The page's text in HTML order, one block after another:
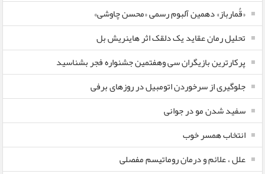
«قُمارباز» دهمین آلبوم رسمی «محسن چاوشی»
تحلیل رمان عقاید یک دلقک اثر هاینریش بل
پرکارترین بازیگران سی وهفتمین جشنواره فجر بشناسید
جلوگیری از سرخوردن اتومبیل در روزهای برفی
سفید شدن مو در جوانی
انتخاب همسر خوب
علل ، علائم و درمان روماتیسم مفصلی